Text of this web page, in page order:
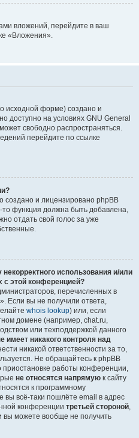
вложений, перейдите в ваш
«Вложения».
исходной форме) создано и
доступно на условиях GNU General
свободно распространяться.
перейдите по ссылке
создано и лицензировано phpBB
то функция должна быть добавлена,
отдать свой голос за уже
использования и/или
с этой конференцией?
перечисленных в
Если вы не получили ответа,
whois lookup) или, если
домене (например, chat.ru,
или техподдержкой данного
имеет никакого контроля над
никакой ответственности за то,
Не обращайтесь к phpBB
работы конференции,
не относятся напрямую к сайту
к программному
вы всё-таки пошлёте email в адрес
конференции третьей стороной,
вы можете вообще не получить